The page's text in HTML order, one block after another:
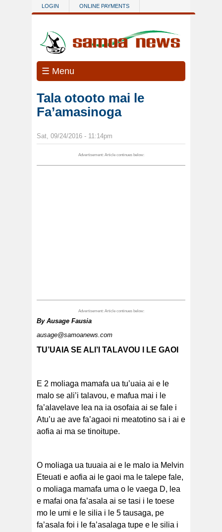
Skip to main content
LOGIN ONLINE PAYMENTS
☰ Menu
Tala otooto mai le
Fa’amasinoga
Sat, 09/24/2016 - 11:14pm
By Ausage Fausia
ausage@samoanews.com
TU’UAIA SE ALI’I TALAVOU I LE GAOI
E 2 moliaga mamafa ua tu’uaia ai e le
malo se ali’i talavou, e mafua mai i le
fa’alavelave lea na ia osofaia ai se fale i
Atu’u ae ave fa’agaoi ni meatotino sa i ai e
aofia ai ma se tinoitupe.
O moliaga ua tuuaia ai e le malo ia Melvin
Eteuati e aofia ai le gaoi ma le talepe fale,
o moliaga mamafa uma o le vaega D, lea
e mafai ona fa’asala ai se tasi i le toese
mo le umi e le silia i le 5 tausaga, pe
fa’asala foi i le fa’asalaga tupe e le silia i